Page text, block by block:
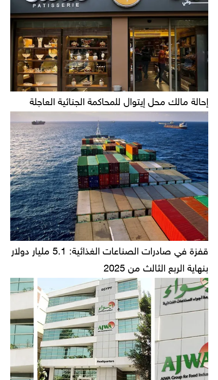
إحالة مالك محل إيتوال للمحاكمة الجنائية العاجلة
قفزة في صادرات الصناعات الغذائية: 5.1 مليار دولار
بنهاية الربع الثالث من 2025